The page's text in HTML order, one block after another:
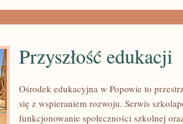
Przyszłość edukacji
Ośrodek edukacyjna w Popowie to
się z wspieraniem rozwoju. Serwis
funkcjonowanie społeczności szkolnej